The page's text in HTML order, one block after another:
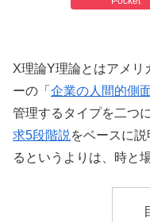
X理論Y理論とはアメリ
ーの「 企業の人間的側
管理するタイプを二つ
求5段階説 をベースに
るというよりは、時と